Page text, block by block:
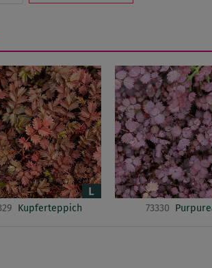
Kupferteppich 73330